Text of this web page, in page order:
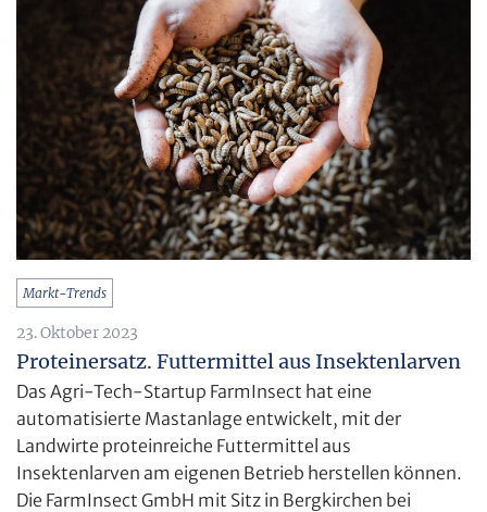
Markt-Trends
23. Oktober 2023
Proteinersatz. Futtermittel aus Insektenlarven
Das Agri-Tech-Startup FarmInsect hat eine
automatisierte Mastanlage entwickelt, mit der
Landwirte proteinreiche Futtermittel aus
Insektenlarven am eigenen Betrieb herstellen können.
Die FarmInsect GmbH mit Sitz in Bergkirchen bei